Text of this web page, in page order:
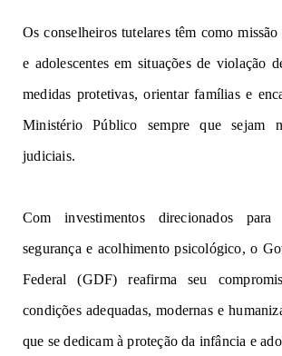
Os conselheiros tutelares têm como
e adolescentesem situações de violação d
medidas protetivas, orientar famíliase enc
Ministério Público semprequesejam
judiciais.
Cominvestimentosdirecionados para
segurança e acolhimento psicológico, o
Federal (GDF) reafirma seu
condições adequadas, modernas ehumaniz
que se dedicam à proteção da infância e ad